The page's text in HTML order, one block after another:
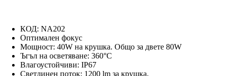
КОД: NA202
Оптимален фокус
Мощност: 40W на крушка. Oбщо за двете 80W
Ъгъл на осветяване: 360°C
Влагоустойчиви: IP67
Светлинен поток: 1200 lm за крушка.